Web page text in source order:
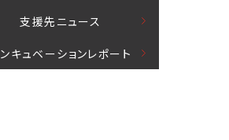
⽀援先ニュース
キュベーションレポート